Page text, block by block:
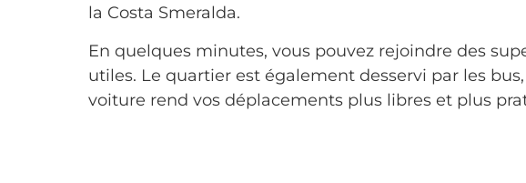
la Costa Smeralda.
En quelques minutes, vous pouvez rejoindre des
utiles. Le quartier est également desservi par les
voiture rend vos déplacements plus libres et plus